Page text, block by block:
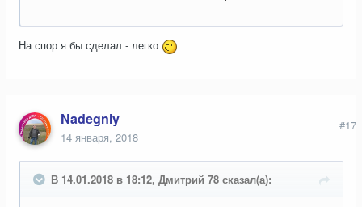
На спор я бы сделал - легко
Nadegniy
14 января, 2018
#17
В 14.01.2018 в 18:12, Дмитрий 78 сказал(а):